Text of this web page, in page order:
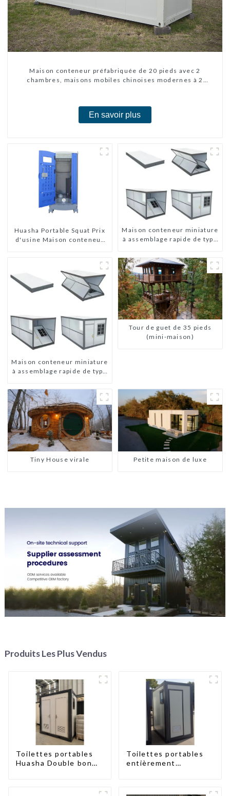
Maison conteneur préfabriquée de 20 pieds avec 2
chambres, maisons mobiles chinoises modernes à 2
En savoir plus
Huasha Portable Squat Prix
d'usine Maison conteneur
Personnalisée
Personnalisée
Maison conteneur miniature
à assemblage rapide de type
Maison conteneur miniature
à assemblage rapide de type
Tour de guet de 35 pieds
(mini-maison)
Tiny House virale Petite maison de luxe
Produits Les Plus Vendus
Toilettes portables
Huasha Double bon
Toilettes portables
entièrement